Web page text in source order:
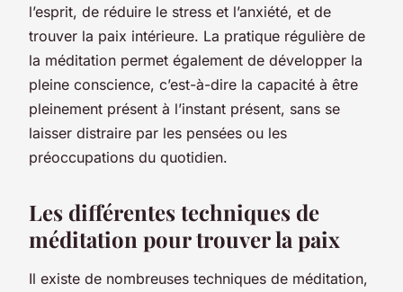
l’esprit, de réduire le stress et l’anxiété, et de
trouver la paix intérieure. La pratique régulière de
la méditation permet également de développer la
pleine conscience, c’est-à-dire la capacité à être
pleinement présent à l’instant présent, sans se
laisser distraire par les pensées ou les
préoccupations du quotidien.
Les différentes techniques de
méditation pour trouver la paix
Il existe de nombreuses techniques de méditation,